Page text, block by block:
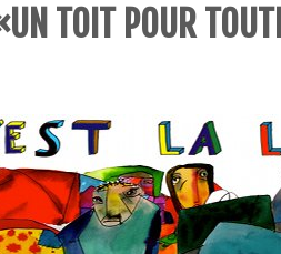
TOIT POUR